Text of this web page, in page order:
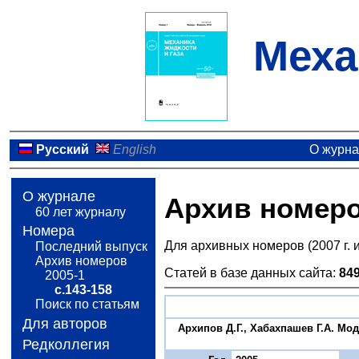
Русский English О
О журнале
60 лет журналу
Номера
Последний выпуск
Архив номеров
2005-1
с.143-158
Поиск по статьям
Для авторов
Редколлегия
Архив
Для архивных номеров (2007 г.
Статей в базе данных сайта:
Архипов Д.Г., Хабахпашев Г.А.